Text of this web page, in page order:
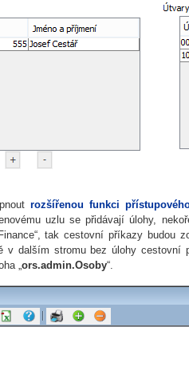
rozšířenou funkci
uzlu se přidávají úlohy,
tak cestovní příkazy budou
v dalším stromu bez úlohy cestovní
„ors.admin.Osoby“.